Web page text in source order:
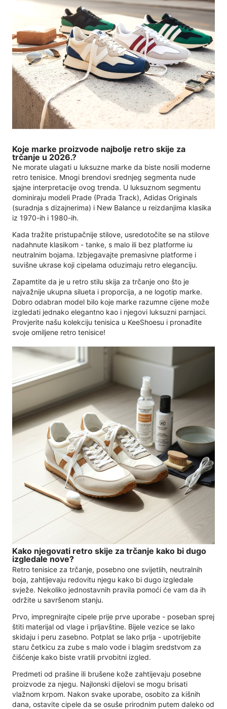
Koje marke proizvode najbolje retro skije za
trčanje u 2026.?
Ne morate ulagati u luksuzne marke da biste nosili moderne
retro tenisice. Mnogi brendovi srednjeg segmenta nude
sjajne interpretacije ovog trenda. U luksuznom segmentu
dominiraju modeli Prade (Prada Track), Adidas Originals
(suradnja s dizajnerima) i New Balance u reizdanjima klasika
iz 1970-ih i 1980-ih.
Kada tražite pristupačnije stilove, usredotočite se na stilove
nadahnute klasikom - tanke, s malo ili bez platforme iu
neutralnim bojama. Izbjegavajte premasivne platforme i
suvišne ukrase koji cipelama oduzimaju retro eleganciju.
Zapamtite da je u retro stilu skija za trčanje ono što je
najvažnije ukupna silueta i proporcija, a ne logotip marke.
Dobro odabran model bilo koje marke razumne cijene može
izgledati jednako elegantno kao i njegovi luksuzni parnjaci.
Provjerite našu kolekciju tenisica u KeeShoesu i pronađite
svoje omiljene retro tenisice!
Kako njegovati retro skije za trčanje kako bi dugo
izgledale nove?
Retro tenisice za trčanje, posebno one svijetlih, neutralnih
boja, zahtijevaju redovitu njegu kako bi dugo izgledale
svježe. Nekoliko jednostavnih pravila pomoći će vam da ih
održite u savršenom stanju.
Prvo, impregnirajte cipele prije prve uporabe - poseban sprej
štiti materijal od vlage i prljavštine. Bijele vezice se lako
skidaju i peru zasebno. Potplat se lako prlja - upotrijebite
staru četkicu za zube s malo vode i blagim sredstvom za
čišćenje kako biste vratili prvobitni izgled.
Predmeti od prašine ili brušene kože zahtijevaju posebne
proizvode za njegu. Najlonski dijelovi se mogu brisati
vlažnom krpom. Nakon svake uporabe, osobito za kišnih
dana, ostavite cipele da se osuše prirodnim putem daleko od